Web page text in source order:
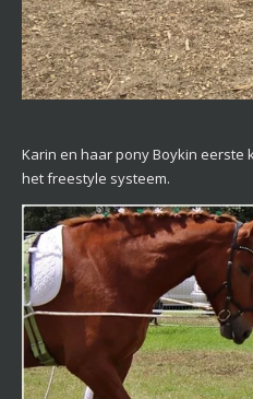
Karin en haar pony Boykin eerste
het freestyle systeem.